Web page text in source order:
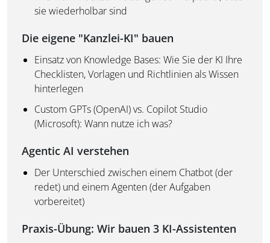
sie wiederholbar sind
Die eigene "Kanzlei-KI" bauen
Einsatz von Knowledge Bases: Wie Sie der KI Ihre
Checklisten, Vorlagen und Richtlinien als Wissen
hinterlegen
Custom GPTs (OpenAI) vs. Copilot Studio
(Microsoft): Wann nutze ich was?
Agentic AI verstehen
Der Unterschied zwischen einem Chatbot (der
redet) und einem Agenten (der Aufgaben
vorbereitet)
Praxis-Übung: Wir bauen 3 KI-Assistenten